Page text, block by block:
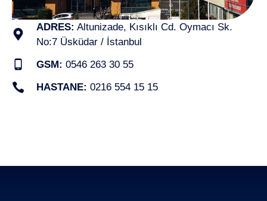
ADRES: Altunizade, Kısıklı Cd. Oymacı Sk.
No:7 Üsküdar / İstanbul
GSM: 0546 263 30 55
HASTANE: 0216 554 15 15